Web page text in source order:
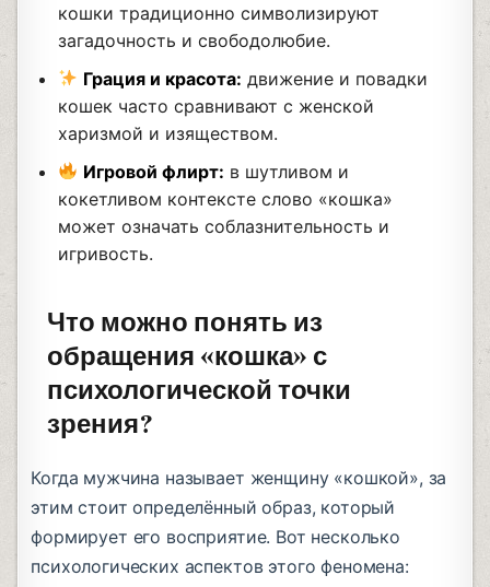
кошки традиционно символизируют
загадочность и свободолюбие.
Грация и красота: движение и повадки
кошек часто сравнивают с женской
харизмой и изяществом.
Игровой флирт: в шутливом и
кокетливом контексте слово «кошка»
может означать соблазнительность и
игривость.
Что можно понять из
обращения «кошка» с
психологической точки
зрения?
Когда мужчина называет женщину «кошкой», за
этим стоит определённый образ, который
формирует его восприятие. Вот несколько
психологических аспектов этого феномена: